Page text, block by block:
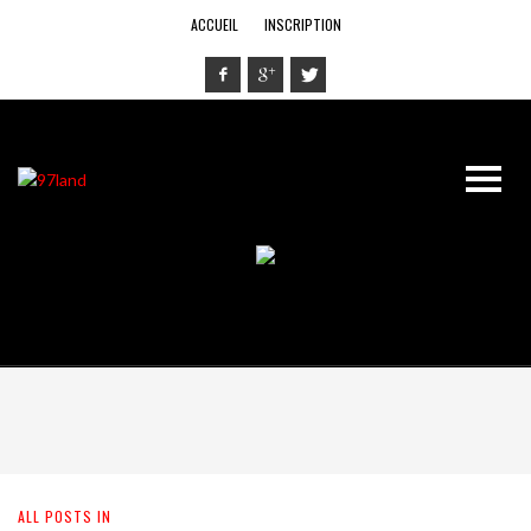
ACCUEIL INSCRIPTION
ALL POSTS IN